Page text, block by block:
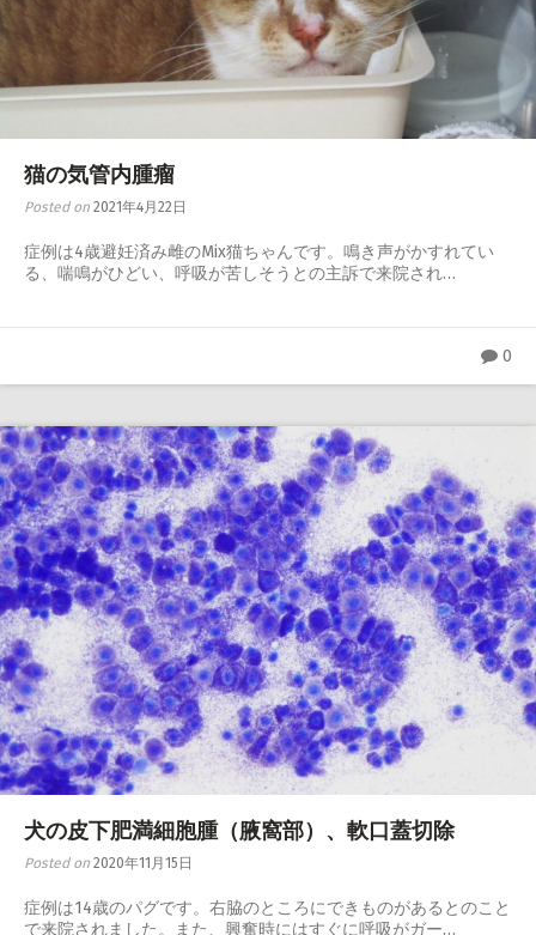
猫の気管内腫瘤
Posted on 2021年4月22日
症例は4歳避妊済み雌のMix猫ちゃんです。鳴き声がかすれてい
る、喘鳴がひどい、呼吸が苦しそうとの主訴で来院され…
0
犬の皮下肥満細胞腫（腋窩部）、軟口蓋切除
Posted on 2020年11月15日
症例は14歳のパグです。右脇のところにできものがあるとのこと
で来院されました。また、興奮時にはすぐに呼吸がガー…